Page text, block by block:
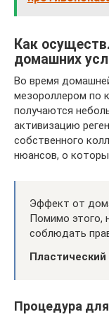
Как
домашних
Во время
мезороллером по
получаются
активизацию
собственного
нюансов, о
Эффект от
Помимо этого,
соблюдать
Процедура